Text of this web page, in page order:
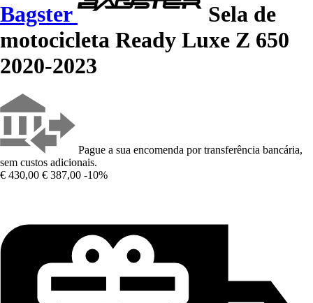
Bagster
Sela de
motocicleta Ready Luxe Z 650
2020-2023
Pague a sua encomenda por transferência bancária,
sem custos adicionais.
€ 430,00 € 387,00 -10%